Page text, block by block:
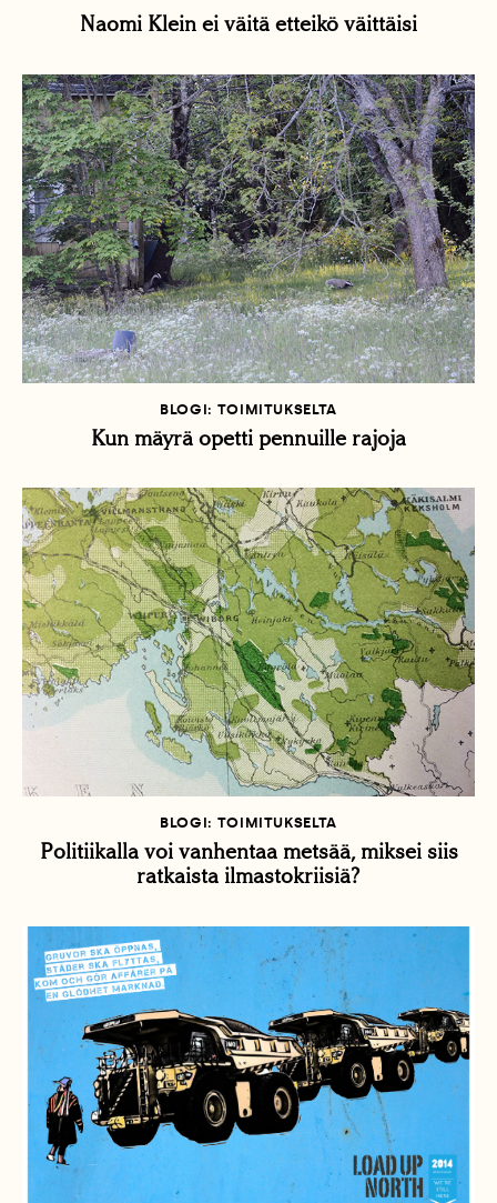
Naomi Klein ei väitä etteikö väittäisi
BLOGI: TOIMITUKSELTA
Kun mäyrä opetti pennuille rajoja
BLOGI: TOIMITUKSELTA
Politiikalla voi vanhentaa metsää, miksei siis
ratkaista ilmastokriisiä?